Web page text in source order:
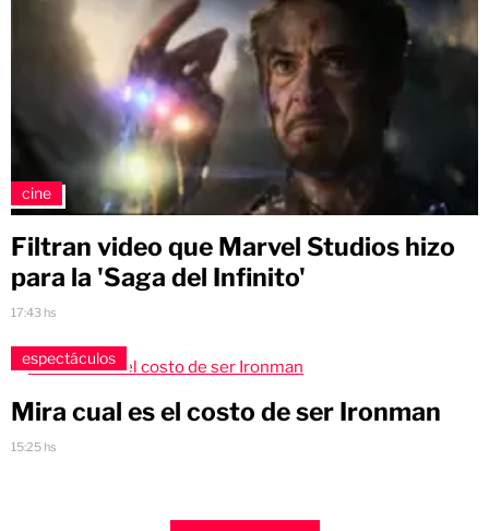
cine
Filtran video que Marvel Studios hizo
para la 'Saga del Infinito'
17:43 hs
espectáculos
Mira cual es el costo de ser Ironman
15:25 hs